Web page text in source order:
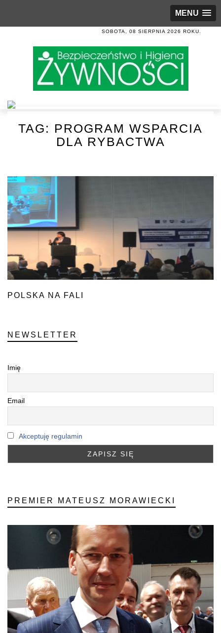
MENU
SOBOTA, 08 SIERPNIA 2026 ROKU.
TAG: PROGRAM WSPARCIA
DLA RYBACTWA
POLSKA NA FALI
NEWSLETTER
Imię
Email
Akceptuję regulamin
PREMIER MATEUSZ MORAWIECKI